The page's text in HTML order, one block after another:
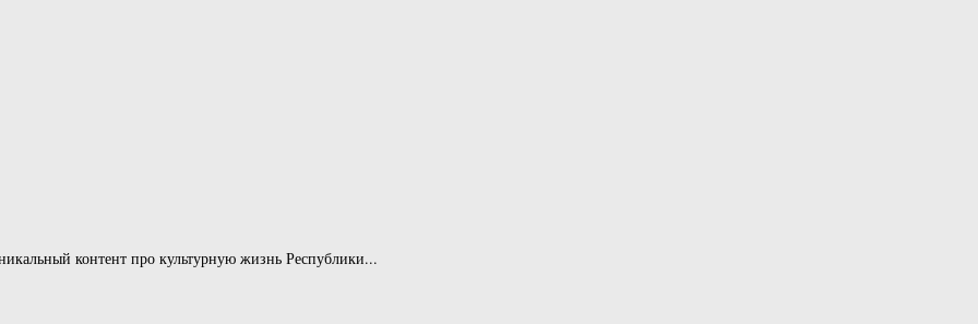
контент про культурную жизнь Республики...